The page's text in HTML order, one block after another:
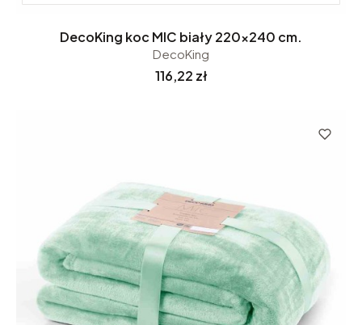
DecoKing koc MIC biały 220x240 cm.
DecoKing
Cena
116,22 zł